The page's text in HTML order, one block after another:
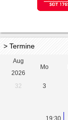
> Termine
Aug
2026
Mo
32 3
19:30